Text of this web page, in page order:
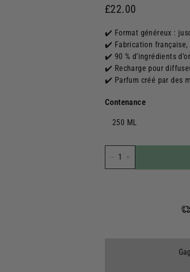
Prix
£22.00
✔️ Format généreux :
✔️ Fabrication française,
✔️ 90 % d’ingrédients
✔️ Recharge pour
✔️ Parfum créé par des
Contenance
250 ML